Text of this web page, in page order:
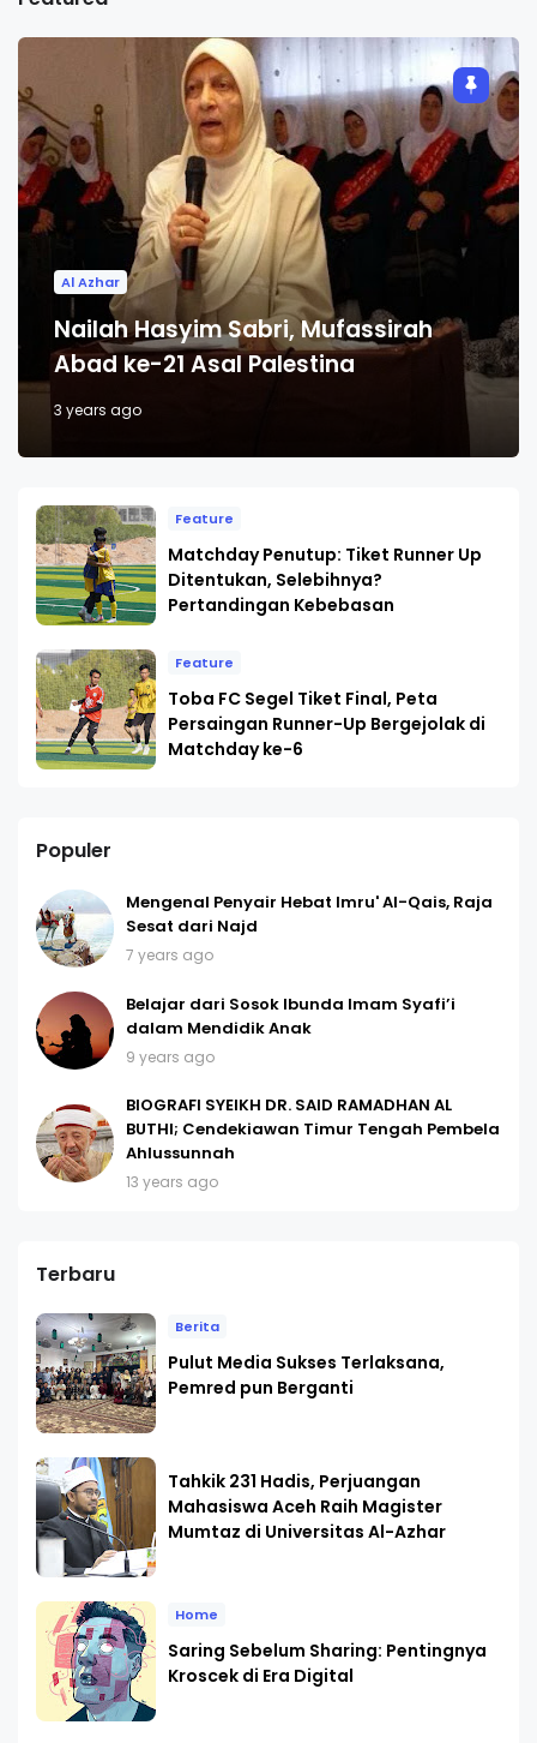
Al Azhar
Nailah Hasyim Sabri, Mufassirah
Abad ke-21 Asal Palestina
3 years ago
Feature
Matchday Penutup: Tiket Runner Up
Ditentukan, Selebihnya?
Pertandingan Kebebasan
Feature
Toba FC Segel Tiket Final, Peta
Persaingan Runner-Up Bergejolak di
Matchday ke-6
Populer
Mengenal Penyair Hebat Imru' Al-Qais, Raja
Sesat dari Najd
7 years ago
Belajar dari Sosok Ibunda Imam Syafi’i
dalam Mendidik Anak
9 years ago
BIOGRAFI SYEIKH DR. SAID RAMADHAN AL
BUTHI; Cendekiawan Timur Tengah Pembela
Ahlussunnah
13 years ago
Terbaru
Berita
Pulut Media Sukses Terlaksana,
Pemred pun Berganti
Tahkik 231 Hadis, Perjuangan
Mahasiswa Aceh Raih Magister
Mumtaz di Universitas Al-Azhar
Home
Saring Sebelum Sharing: Pentingnya
Kroscek di Era Digital